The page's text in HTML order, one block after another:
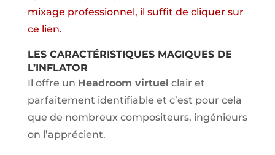
mixage professionnel, il suffit de cliquer sur
ce lien.
LES CARACTÉRISTIQUES MAGIQUES DE
L’INFLATOR
Il offre un Headroom virtuel clair et
parfaitement identifiable et c’est pour cela
que de nombreux compositeurs, ingénieurs
on l’apprécient.